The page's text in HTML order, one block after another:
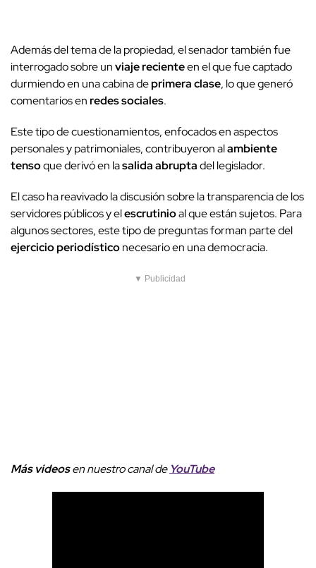
Además del tema de la propiedad, el senador también fue
interrogado sobre unviaje recienteen el que fue captado
durmiendo en una cabina deprimera clase, lo que generó
comentarios enredes sociales.
Este tipo de cuestionamientos, enfocados en aspectos
personales y patrimoniales, contribuyeron alambiente
tensoque derivó en lasalida abruptadel legislador.
El caso ha reavivado la discusión sobre la transparencia de los
servidores públicos y elescrutinioal que están sujetos. Para
algunos sectores, este tipo de preguntas forman parte del
ejercicio periodísticonecesario en una democracia.
▼ Publicidad
Más videosen nuestro canal de YouTube